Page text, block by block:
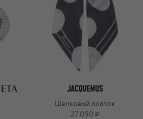
Шелковый платок
27 050 ₽